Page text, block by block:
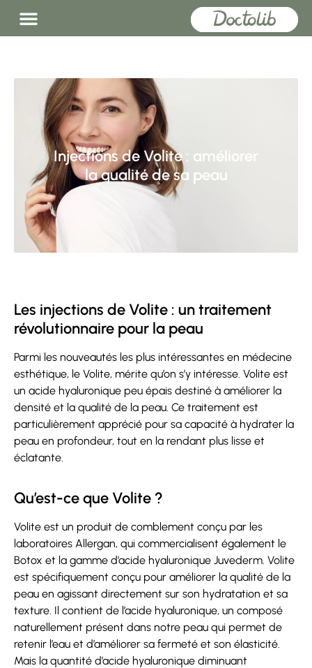
Injections de Volite : améliorer
la qualité de sa peau
Les injections de Volite : un traitement
révolutionnaire pour la peau
Parmi les nouveautés les plus intéressantes en médecine
esthétique, le Volite, mérite qu’on s’y intéresse. Volite est
un acide hyaluronique peu épais destiné à améliorer la
densité et la qualité de la peau. Ce traitement est
particulièrement apprécié pour sa capacité à hydrater la
peau en profondeur, tout en la rendant plus lisse et
éclatante.
Qu’est-ce que Volite ?
Volite est un produit de comblement conçu par les
laboratoires Allergan, qui commercialisent également le
Botox et la gamme d’acide hyaluronique Juvederm. Volite
est spécifiquement conçu pour améliorer la qualité de la
peau en agissant directement sur son hydratation et sa
texture. Il contient de l’acide hyaluronique, un composé
naturellement présent dans notre peau qui permet de
retenir l’eau et d’améliorer sa fermeté et son élasticité.
Mais la quantité d’acide hyaluronique diminuant